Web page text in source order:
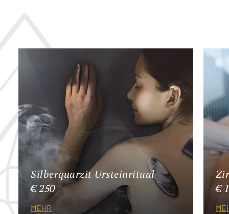
Silberquarzit Ursteinritual
€ 250
MEHR
€